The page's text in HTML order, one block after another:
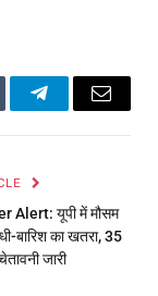
TelegramEmail
Alert: यूपी में मौसम
बारिश का खतरा, 35
जारी